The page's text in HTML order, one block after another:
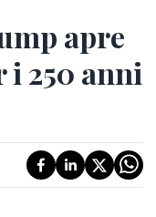
apre
i 250 anni